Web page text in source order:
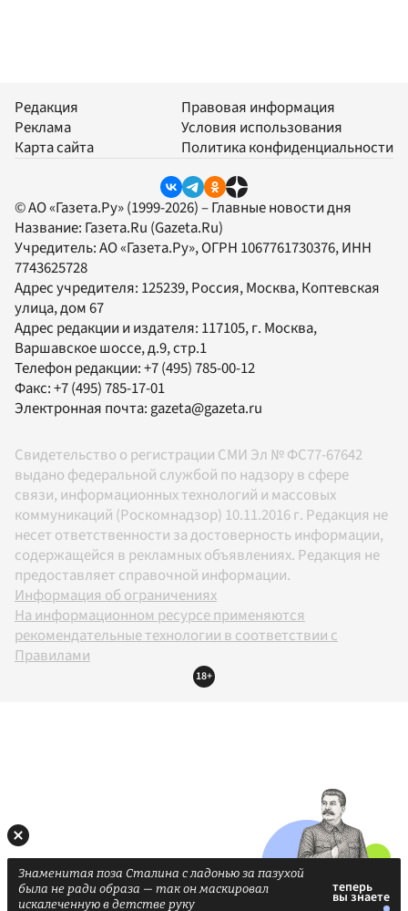
Редакция
Реклама
Карта сайта
Правовая информация
Условия использования
Политика конфиденциальности
© АО «Газета.Ру» (1999-2026) – Главные новости дня
Название: Газета.Ru (Gazeta.Ru)
Учредитель:АО «Газета.Ру», ОГРН 1067761730376, ИНН
7743625728
Адрес учредителя: 125239, Россия, Москва, Коптевская
улица, дом 67
Адрес редакции и издателя: 117105, г. Москва,
Варшавское шоссе, д.9, стр.1
Телефон редакции:+7 (495) 785-00-12
Факс:+7 (495) 785-17-01
Электронная почта: gazeta@gazeta.ru
Свидетельство о регистрации СМИ Эл № ФС77-67642
выдано федеральной службой по надзору в сфере
связи, информационных технологий и массовых
коммуникаций (Роскомнадзор) 10.11.2016 г. Редакция не
несет ответственности за достоверность информации,
содержащейся в рекламных объявлениях. Редакция не
предоставляет справочной информации.
Информация об ограничениях
На информационном ресурсе применяются
рекомендательные технологии в соответствии с
Правилами
18+
Знаменитая поза Сталина с ладонью за пазухой
была не ради образа — так он маскировал
искалеченную в детстве руку